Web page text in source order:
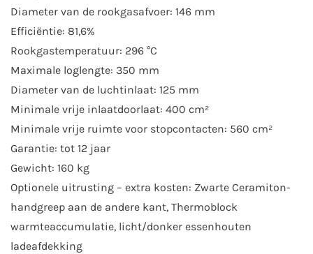
Diameter van de rookgasafvoer: 146 mm
Efficiëntie: 81,6%
Rookgastemperatuur: 296 °C
Maximale loglengte: 350 mm
Diameter van de luchtinlaat: 125 mm
Minimale vrije inlaatdoorlaat: 400 cm²
Minimale vrije ruimte voor stopcontacten: 560 cm²
Garantie: tot 12 jaar
Gewicht: 160 kg
Optionele uitrusting – extra kosten: Zwarte Ceramiton-
handgreep aan de andere kant, Thermoblock
warmteaccumulatie, licht/donker essenhouten
ladeafdekking